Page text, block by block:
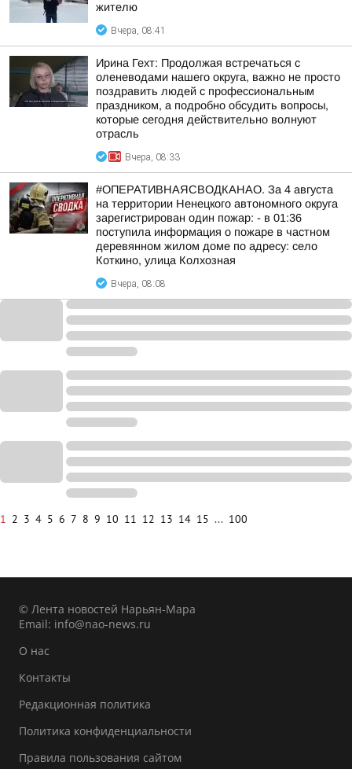
жителю
Вчера, 08:41
Ирина Гехт: Продолжая встречаться с
оленеводами нашего округа, важно не просто
поздравить людей с профессиональным
праздником, а подробно обсудить вопросы,
которые сегодня действительно волнуют
отрасль
Вчера, 08:33
#ОПЕРАТИВНАЯСВОДКАНАО. За 4 августа
на территории Ненецкого автономного округа
зарегистрирован один пожар: - в 01:36
поступила информация о пожаре в частном
деревянном жилом доме по адресу: село
Коткино, улица Колхозная
Вчера, 08:08
1 2 3 4 5 6 7 8 9 10 11 12 13 14 15 ... 100
© Лента новостей Нарьян-Мара
Email: info@nao-news.ru
О нас
Контакты
Редакционная политика
Политика конфиденциальности
Правила пользования сайтом